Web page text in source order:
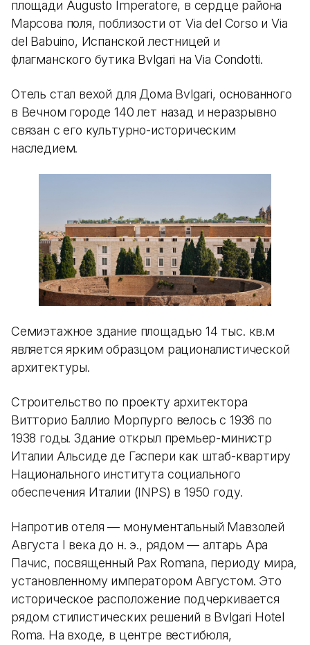
площади Augusto Imperatore, в сердце района
Марсова поля, поблизости от Via del Corso и Via
del Babuino, Испанской лестницей и
флагманского бутика Bvlgari на Via Condotti.
Отель стал вехой для Дома Bvlgari, основанного
в Вечном городе 140 лет назад и неразрывно
связан с его культурно-историческим
наследием.
Семиэтажное здание площадью 14 тыс. кв.м
является ярким образцом рационалистической
архитектуры.
Строительство по проекту архитектора
Витторио Баллио Морпурго велось с 1936 по
1938 годы. Здание открыл премьер-министр
Италии Альсиде де Гаспери как штаб-квартиру
Национального института социального
обеспечения Италии (INPS) в 1950 году.
Напротив отеля — монументальный Мавзолей
Августа I века до н. э., рядом — алтарь Ара
Пачис, посвященный Pax Romana, периоду мира,
установленному императором Августом. Это
историческое расположение подчеркивается
рядом стилистических решений в Bvlgari Hotel
Roma. На входе, в центре вестибюля,